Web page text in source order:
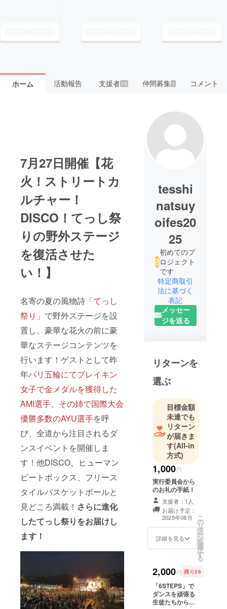
ホーム 活動報告 支援者 19 仲間募集 1 コメント
7月27日開催 【花
火！ストリートカ
ルチャー！
DISCO！てっし祭
りの野外ステージ
を復活させた
い！】
名寄の夏の風物詩 「てっし
祭り」 で野外ステージを設
置し、豪華な花火の前に豪
華なステージコンテンツを
行います！ゲストとして昨
年パリ五輪にてブレイキン
女子で金メダルを獲得した
AMI選手、 その姉で国際大会
優勝多数のAYU選手を呼
び、全道から注目されるダ
ンスイベントを開催しま
す！他DISCO、ヒューマン
ビートボックス、フリース
タイルバスケットボールと
見どころ満載！ さらに進化
したてっし祭りをお届けし
ます！
tesshi
natsuy
oifes20
25
初めてのプ
ロジェクト
です
特定商取引
法に基づく
表記
メッセー
ジを送る
リターンを
選ぶ
目標金額
未達でも
リターン
が届きま
す(All-in
方式)
1,000円
実行委員会から
のお礼の手紙！
支援者：1人
お届け予定：
2025年08月
詳細を見る
こ
の
リ
タ
ー
ン
を
選
択
す
る
2,000円 残り29
「6STEPS」で
ダンスを頑張る
生徒たちからの